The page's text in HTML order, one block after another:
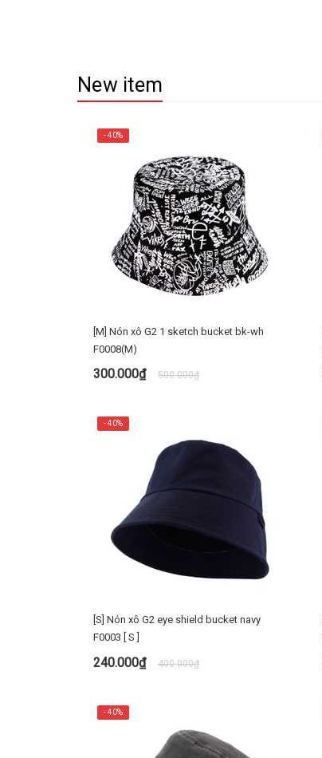
New item
- 40%
[M] Nón xô G2 1 sketch bucket bk-wh
F0008(M)
300.000₫ 500.000₫
- 40%
[S] Nón xô G2 eye shield bucket navy
F0003 [ S ]
240.000₫ 400.000₫
- 40%